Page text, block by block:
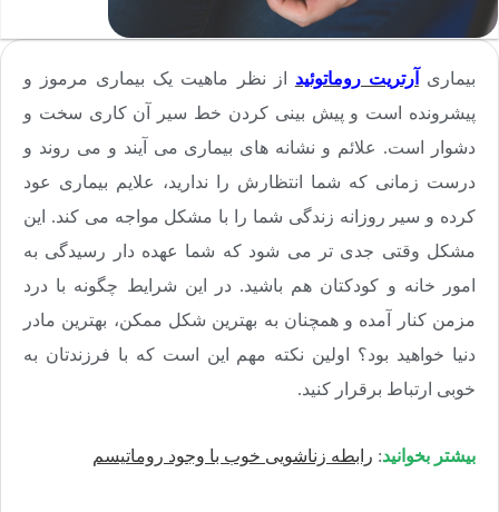
بیماری آرتریت روماتوئید از نظر ماهیت یک بیماری مرموز و
پیشرونده است و پیش بینی کردن خط سیر آن کاری سخت و
دشوار است. علائم و نشانه های بیماری می آیند و می روند و
درست زمانی که شما انتظارش را ندارید، علایم بیماری عود
کرده و سیر روزانه زندگی شما را با مشکل مواجه می کند. این
مشکل وقتی جدی تر می شود که شما عهده دار رسیدگی به
امور خانه و کودکتان هم باشید. در این شرایط چگونه با درد
مزمن کنار آمده و همچنان به بهترین شکل ممکن، بهترین مادر
دنیا خواهید بود؟ اولین نکته مهم این است که با فرزندتان به
خوبی ارتباط برقرار کنید.
بیشتر بخوانید: رابطه زناشویی خوب با وجود روماتیسم